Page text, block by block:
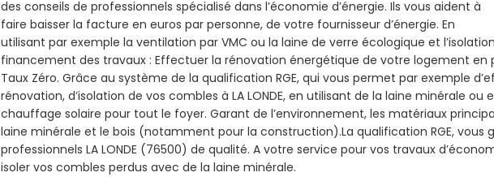
des conseils de professionnels spécialisé dans l’économie d’énergie. Ils vous aident à
faire baisser la facture en euros par personne, de votre fournisseur d’énergie. En
utilisant par exemple la ventilation par VMC ou la laine de verre écologique et
financement des travaux : Effectuer la rénovation énergétique de votre logement en
Taux Zéro. Grâce au système de la qualification RGE, qui vous permet par exemple
rénovation, d’isolation de vos combles à LA LONDE, en utilisant de la laine minérale ou
chauffage solaire pour tout le foyer. Garant de l’environnement, les matériaux
laine minérale et le bois (notamment pour la construction).La qualification RGE, vous
professionnels LA LONDE (76500) de qualité. A votre service pour vos travaux
isoler vos combles perdus avec de la laine minérale.